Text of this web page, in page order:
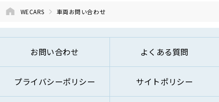
⑤お問い合わせへのご対応およびお客様への
⑥ご来訪およびお問い合わせ等の記録の管理
⑦本基本方針記載の方法により第三者に対し
て提供するため
⑧その他自動車関連業およびこれらに付帯・
関連するサービスの提供のため
WECARS 車両お問い合わせ
お問い合わせ よくある質問
プライバシーポリシー サイトポリシー